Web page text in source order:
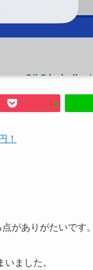
！
がありがたいです。
ました。